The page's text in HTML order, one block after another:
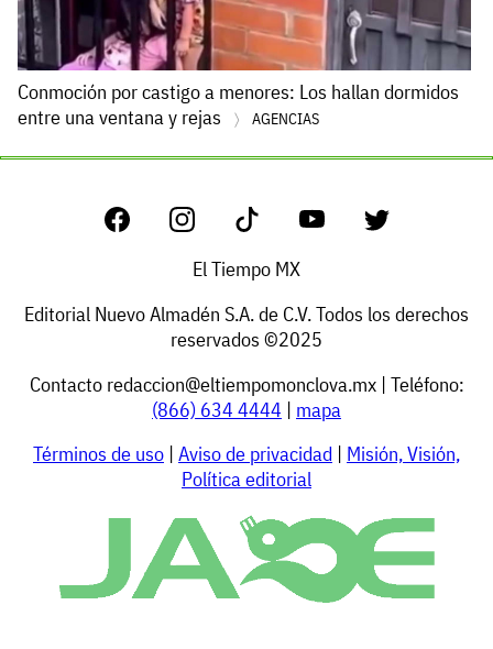
Conmoción por castigo a menores: Los hallan dormidos
entre una ventana y rejas
AGENCIAS
El Tiempo MX
Editorial Nuevo Almadén S.A. de C.V. Todos los derechos
reservados ©2025
Contacto redaccion@eltiempomonclova.mx| Teléfono:
(866) 634 4444 | mapa
Términos de uso | Aviso de privacidad | Misión, Visión,
Política editorial